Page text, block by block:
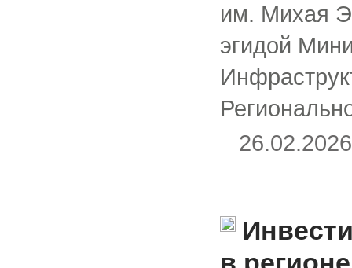
им. Михая
эгидой